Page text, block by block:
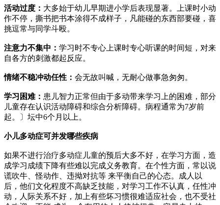
活动过度： 大多始于幼儿早期进小学后表现显著。上课时小动
作不停，撕书把书本涂得不成样子，凡能碰的东西部要碰，喜
挑逗常与同学斗殴。
注意力不集中： 学习时不专心上课时专心听课的时间短，对来
自各方的刺激都起反应。
情绪不稳冲动任性： 会无故叫喊，无耐心做事急匆匆。
学习困难： 患儿智力正常但由于多动带来学习上的困难，部分
儿童存在认识活动障碍和综合分析障碍。病程通常为7岁前
起。〕坛中6个月以上。
小儿多动症可并发哪些疾病
如果不进行治疗多动症儿童的预后大多不好，在学习方面，造
成学习成绩下降有些难以完成义务教育。在个性方面，常以说
谎吹牛、怪动作、违拗对抗等 来平衡自己的心态。成人以
后，他们文化程度不高缺乏技能，对学习工作不认真，任性冲
动，人际关系不好，加上有些坏习惯很难适应社会，也不受社